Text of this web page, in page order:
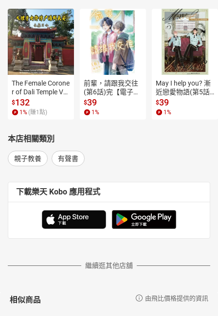
The Female Corone
r of Dali Temple Vo
l.6【有聲書】
$132
1 % (賺1 點)
前輩，請跟我交往
(第6話)完【電子
書】
$39
1 %
May I help you? 漸
近戀愛物語(第5話)
【電子書】
$39
1 %
本店相關類別
親子教養 有聲書
下載樂天 Kobo 應用程式
繼續逛其他店舖
相似商品 由飛比價格提供的資訊